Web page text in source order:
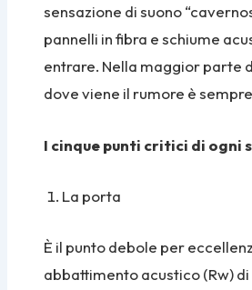
sensazione di suono
pannelli in fibra e schiume
entrare. Nella maggior parte
dove viene il rumore è
I cinque punti critici di ogni
La porta
È il punto debole per
abbattimento acustico (Rw)